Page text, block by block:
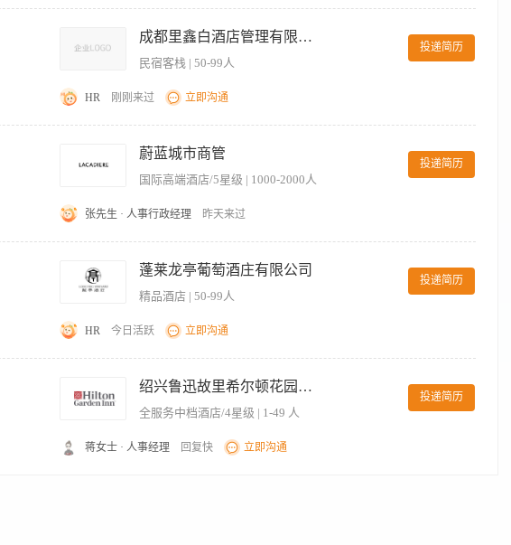
登记，接待信息登记、运营接待情况统计、参观预约、配合会务、主题活动开展等工作。 4、其他
关专业； 2、了解场地的日常管理内容，同岗位1年以上工作经验优先考虑； 3、普通话标准，性
沟通协调和口头表达能力，有一定客户服务意识和良好的职业道德。
成都里鑫白酒店管理有限公司
民宿客栈 | 50-99人
投递简历
HR 刚刚来过 立即沟通
客户偏好与需求，提前规划个性化接待细节（如饮品温度、座位安排、伴手礼准备），提升服务
与物品陈列规范，确保环境符合五星标准。 5、协助处理客户临时需求及突发事件，快速响应并上
，配合完成新员工服务技能培训。 【岗位要求】 1、年龄18至30周岁，形象气质佳，男女不
备良好的亲和力与主动服务意识。 3、普通话标准流利，沟通表达清晰，能进行基础英语问候及
变能力与团队协作精神，能适应轮班工作制。 5、身体健康，无不良嗜好及犯罪记录，持有有效健
蔚蓝城市商管
国际高端酒店/5星级 | 1000-2000人
投递简历
张先生 · 人事行政经理 昨天来过
以上；2、有接待经验优先；3、能接受休息日不固定在周末和法定节假日。
蓬莱龙亭葡萄酒庄有限公司
精品酒店 | 50-99人
投递简历
HR 今日活跃 立即沟通
立稳定的客户群体；定期了解客户需求及行业动态。 3. 品鉴接待：负责酒庄品鉴接待，为客户提
障酒庄运营和接待品鉴各环节，活动顺利进行 4. 团队协作：与销售团队成员及酒庄各部门紧密合
、商务英语、葡萄酒等相关专业优先。 2. 具备快消品、奢侈品等1年以上销售经验相关工作经
一定了解或愿意学习。 4. 具备良好的沟通能力和人际交往能力，服务意识强，能够独立开展工作
作压力。 6. 流利普通话，能够使用英语进行商务沟通者优先考虑。 【薪资福利】 1.能力突出者
绍兴鲁迅故里希尔顿花园酒店
全服务中档酒店/4星级 | 1-49 人
投递简历
蒋女士 · 人事经理 回复快 立即沟通